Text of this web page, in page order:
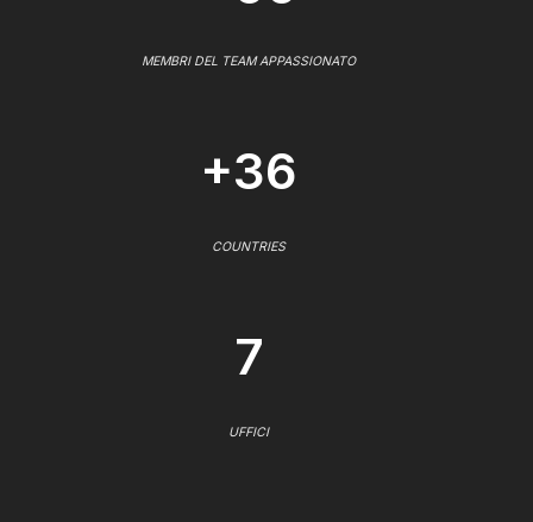
MEMBRI DEL TEAM APPASSIONATO
+36
COUNTRIES
7
UFFICI